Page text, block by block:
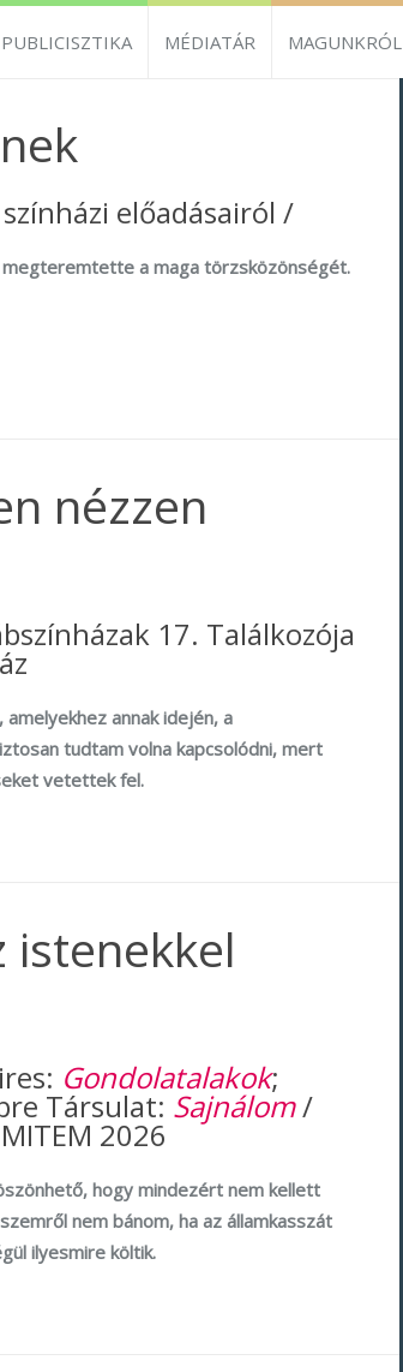
PUBLICISZTIKA MÉDIATÁR MAGUNKRÓL
előadásairól /
a maga törzsközönségét.
nézzen
17. Találkozója
annak idején, a
tudtam volna kapcsolódni, mert
vetettek fel.
istenekkel
Gondolatalakok;
Társulat: Sajnálom/
2026
hogy mindezért nem kellett
nem bánom, ha az államkasszát
ilyesmire költik.